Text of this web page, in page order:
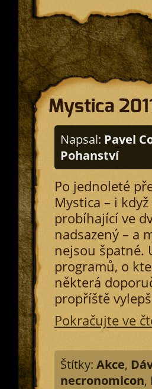
Mystica
Napsal: Pavel
Pohanství
Po jednoleté
Mystica – i
probíhající ve
nadsazený – a
nejsou špatné.
programů, o
některá
propříště
Pokračujte ve
Štítky: Akce,
necronomicon,